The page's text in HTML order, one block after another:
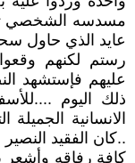
مسدسه الشخصي
عايد الذي حاول
رستم لكنهم
عليهم فإستشهد
ذلك اليوم
الانسانية
..كان الفقيد
كافة رفاقه وأشعر